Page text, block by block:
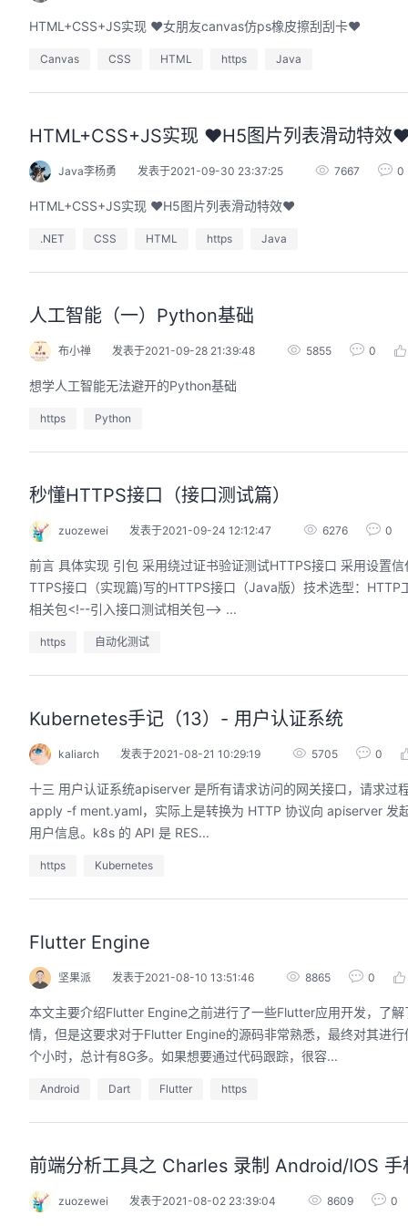
HTML+CSS+JS实现 ❤️女朋友canvas仿ps橡皮擦刮刮卡❤️
Canvas CSS HTML https Java
HTML+CSS+JS实现 ❤️H5图片列表滑动特效
Java李杨勇 发表于2021-09-30 23:37:25 7667 0
HTML+CSS+JS实现 ❤️H5图片列表滑动特效❤️
.NET CSS HTML https Java
人工智能（一）Python基础
布小禅 发表于2021-09-28 21:39:48 5855 0
想学人工智能无法避开的Python基础
https Python
秒懂HTTPS接口（接口测试篇）
zuozewei 发表于2021-09-24 12:12:47 6276 0
前言 具体实现 引包 采用绕过证书验证测试HTTPS接口 采用设置
TTPS接口（实现篇)写的HTTPS接口（Java版）技术选型：
相关包<!--引入接口测试相关包--> ...
https 自动化测试
Kubernetes手记（13）- 用户认证系统
kaliarch 发表于2021-08-21 10:29:19 5705 0
十三 用户认证系统apiserver 是所有请求访问的网关接口，请求
apply -f ment.yaml，实际上是转换为 HTTP 协议向 apiserver 发
用户信息。k8s 的 API 是 RES...
https Kubernetes
Flutter Engine
坚果派 发表于2021-08-10 13:51:46 8865 0
本文主要介绍Flutter Engine之前进行了一些Flutter应用开发，了
情，但是这要求对于Flutter Engine的源码非常熟悉，最终对其进
个小时，总计有8G多。如果想要通过代码跟踪，很容...
Android Dart Flutter https
前端分析工具之 Charles 录制 Android/IOS
zuozewei 发表于2021-08-02 23:39:04 8609 0